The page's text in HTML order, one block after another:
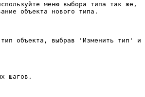
меню выбора типа так же,
объекта нового типа.
объекта, выбрав 'Изменить тип' и
шагов.